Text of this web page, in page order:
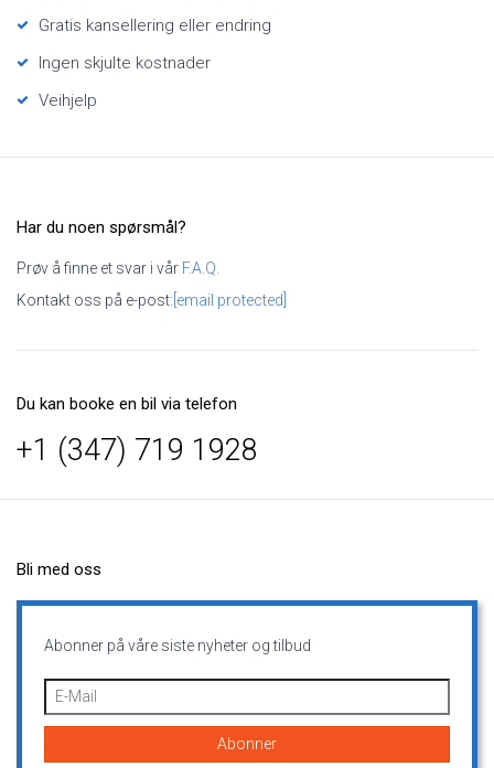
Gratis kansellering eller endring
Ingen skjulte kostnader
Veihjelp
Har du noen spørsmål?
Prøv å finne et svar i vår F.A.Q.
Kontakt oss på e-post: [email protected]
Du kan booke en bil via telefon
+1 (347) 719 1928
Bli med oss
Abonner på våre siste nyheter og tilbud